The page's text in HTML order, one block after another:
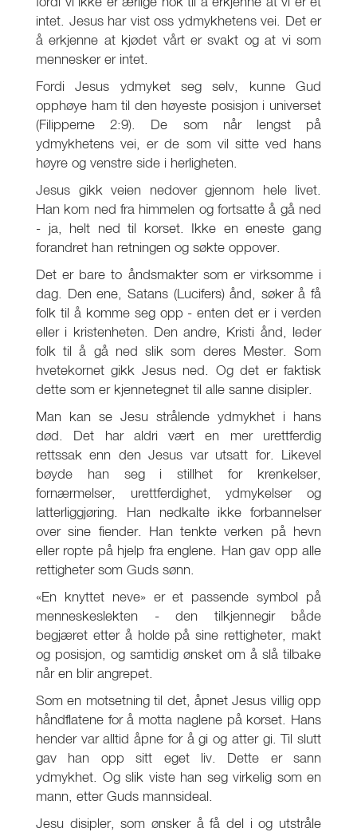
intet. Jesus har vist oss ydmykhetens vei. Det er
å erkjenne at kjødet vårt er svakt og at vi som
mennesker er intet.
Fordi Jesus ydmyket seg selv, kunne Gud
opphøye ham til den høyeste posisjon i universet
(Filipperne 2:9). De som når lengst på
ydmykhetens vei, er de som vil sitte ved hans
høyre og venstre side i herligheten.
Jesus gikk veien nedover gjennom hele livet.
Han kom ned fra himmelen og fortsatte å gå ned
- ja, helt ned til korset. Ikke en eneste gang
forandret han retningen og søkte oppover.
Det er bare to åndsmakter som er virksomme i
dag. Den ene, Satans (Lucifers) ånd, søker å få
folk til å komme seg opp - enten det er i verden
eller i kristenheten. Den andre, Kristi ånd, leder
folk til å gå ned slik som deres Mester. Som
hvetekornet gikk Jesus ned. Og det er faktisk
dette som er kjennetegnet til alle sanne disipler.
Man kan se Jesu strålende ydmykhet i hans
død. Det har aldri vært en mer urettferdig
rettssak enn den Jesus var utsatt for. Likevel
bøyde han seg i stillhet for krenkelser,
fornærmelser, urettferdighet, ydmykelser og
latterliggjøring. Han nedkalte ikke forbannelser
over sine fiender. Han tenkte verken på hevn
eller ropte på hjelp fra englene. Han gav opp alle
rettigheter som Guds sønn.
«En knyttet neve» er et passende symbol på
menneskeslekten - den tilkjennegir både
begjæret etter å holde på sine rettigheter, makt
og posisjon, og samtidig ønsket om å slå tilbake
når en blir angrepet.
Som en motsetning til det, åpnet Jesus villig opp
håndflatene for å motta naglene på korset. Hans
hender var alltid åpne for å gi og atter gi. Til slutt
gav han opp sitt eget liv. Dette er sann
ydmykhet. Og slik viste han seg virkelig som en
mann, etter Guds mannsideal.
Jesu disipler, som ønsker å få del i og utstråle